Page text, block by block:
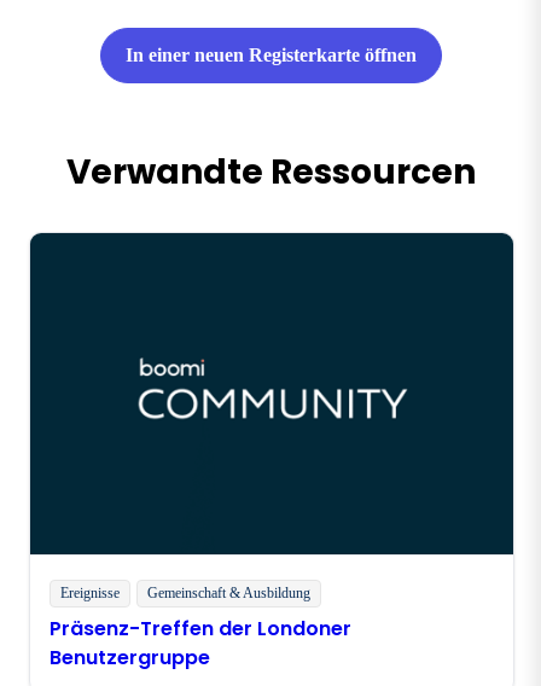
In einer neuen Registerkarte öffnen
Verwandte Ressourcen
Ereignisse Gemeinschaft & Ausbildung
Präsenz-Treffen der Londoner
Benutzergruppe